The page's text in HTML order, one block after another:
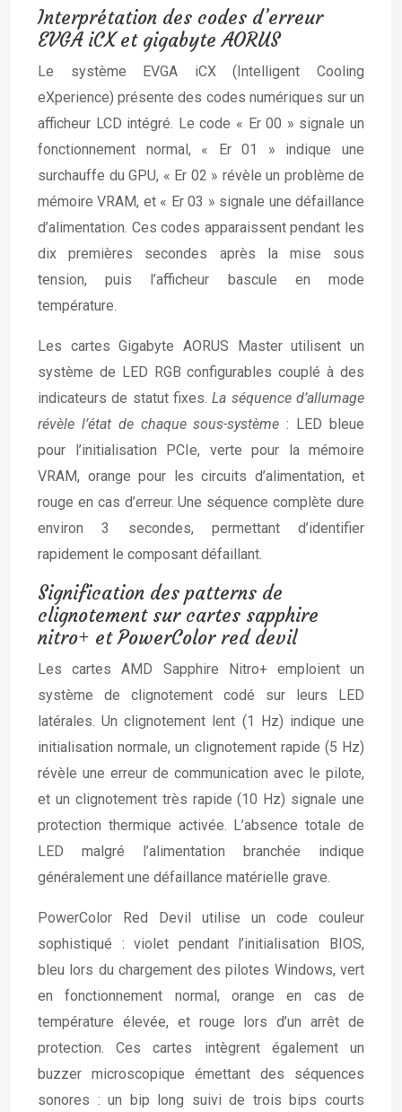
Interprétation des codes d’erreur
EVGA iCX et gigabyte AORUS
Le système EVGA iCX (Intelligent Cooling
eXperience) présente des codes numériques sur un
afficheur LCD intégré. Le code « Er 00 » signale un
fonctionnement normal, « Er 01 » indique une
surchauffe du GPU, « Er 02 » révèle un problème de
mémoire VRAM, et « Er 03 » signale une défaillance
d’alimentation. Ces codes apparaissent pendant les
dix premières secondes après la mise sous
tension, puis l’afficheur bascule en mode
température.
Les cartes Gigabyte AORUS Master utilisent un
système de LED RGB configurables couplé à des
indicateurs de statut fixes.La séquence d’allumage
révèle l’état de chaque sous-système: LED bleue
pour l’initialisation PCIe, verte pour la mémoire
VRAM, orange pour les circuits d’alimentation, et
rouge en cas d’erreur. Une séquence complète dure
environ 3 secondes, permettant d’identifier
rapidement le composant défaillant.
Signification des patterns de
clignotement sur cartes sapphire
nitro+ et PowerColor red devil
Les cartes AMD Sapphire Nitro+ emploient un
système de clignotement codé sur leurs LED
latérales. Un clignotement lent (1 Hz) indique une
initialisation normale, un clignotement rapide (5 Hz)
révèle une erreur de communication avec le pilote,
et un clignotement très rapide (10 Hz) signale une
protection thermique activée. L’absence totale de
LED malgré l’alimentation branchée indique
généralement une défaillance matérielle grave.
PowerColor Red Devil utilise un code couleur
sophistiqué : violet pendant l’initialisation BIOS,
bleu lors du chargement des pilotes Windows, vert
en fonctionnement normal, orange en cas de
température élevée, et rouge lors d’un arrêt de
protection. Ces cartes intègrent également un
buzzer microscopique émettant des séquences
sonores : un bip long suivi de trois bips courts